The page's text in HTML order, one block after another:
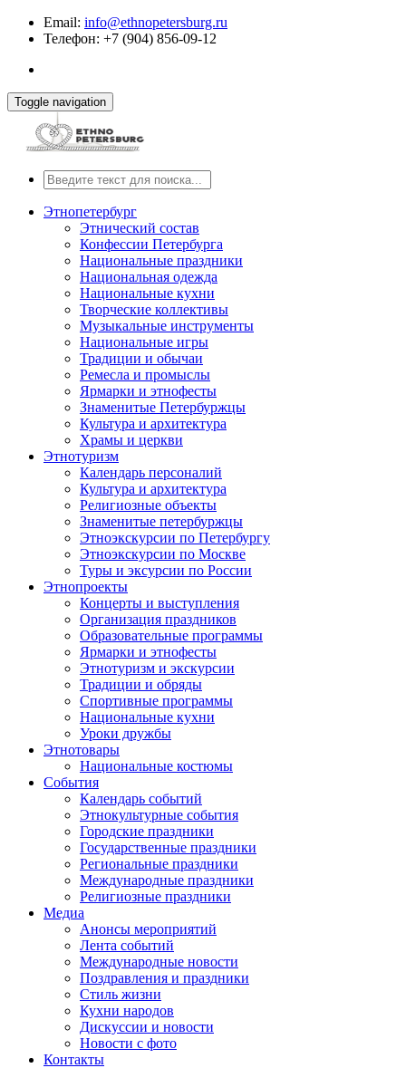
Email: info@ethnopetersburg.ru
Телефон: +7 (904) 856-09-12
Toggle navigation
Этнопетербург
Этнический состав
Конфессии Петербурга
Национальные праздники
Национальная одежда
Национальные кухни
Творческие коллективы
Музыкальные инструменты
Национальные игры
Традиции и обычаи
Ремесла и промыслы
Ярмарки и этнофесты
Знаменитые Петербуржцы
Культура и архитектура
Храмы и церкви
Этнотуризм
Календарь персоналий
Культура и архитектура
Религиозные объекты
Знаменитые петербуржцы
Этноэкскурсии по Петербургу
Этноэкскурсии по Москве
Туры и эксурсии по России
Этнопроекты
Концерты и выступления
Организация праздников
Образовательные программы
Ярмарки и этнофесты
Этнотуризм и экскурсии
Традиции и обряды
Спортивные программы
Национальные кухни
Уроки дружбы
Этнотовары
Национальные костюмы
События
Календарь событий
Этнокультурные события
Городские праздники
Государственные праздники
Региональные праздники
Международные праздники
Религиозные праздники
Медиа
Анонсы мероприятий
Лента событий
Международные новости
Поздравления и праздники
Cтиль жизни
Кухни народов
Дискуссии и новости
Новости с фото
Контакты